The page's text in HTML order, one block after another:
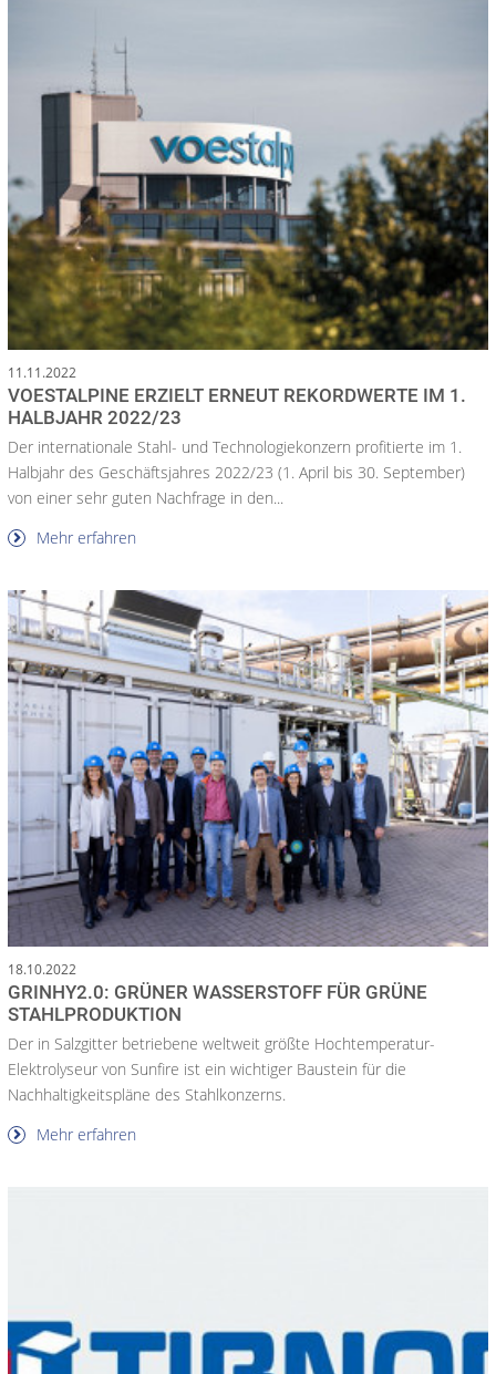
11.11.2022
VOESTALPINE ERZIELT ERNEUT REKORDWERTE IM 1.
HALBJAHR 2022/23
Der internationale Stahl- und Technologiekonzern profitierte im 1.
Halbjahr des Geschäftsjahres 2022/23 (1. April bis 30. September)
von einer sehr guten Nachfrage in den...
Mehr erfahren
18.10.2022
GRINHY2.0: GRÜNER WASSERSTOFF FÜR GRÜNE
STAHLPRODUKTION
Der in Salzgitter betriebene weltweit größte Hochtemperatur-
Elektrolyseur von Sunfire ist ein wichtiger Baustein für die
Nachhaltigkeitspläne des Stahlkonzerns.
Mehr erfahren